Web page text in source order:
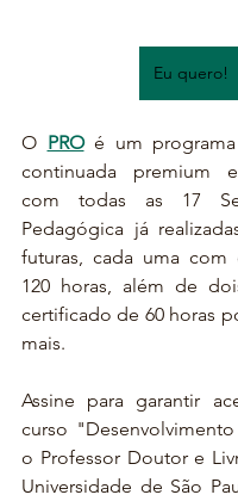
Eu quero!
O PRO é um programa
continuada premium
com todas as 17
Pedagógica já
futuras, cada uma com
120 horas, além de
certificado de 60 horas
mais.
Assine para garantir
curso
o Professor Doutor e
Universidade de São